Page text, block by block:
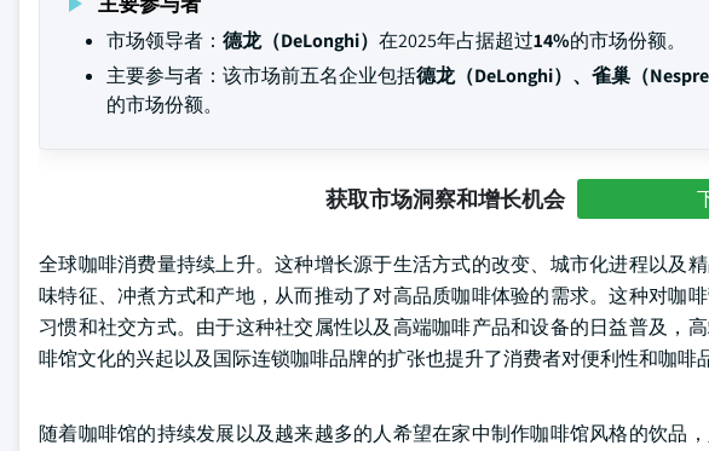
市场领导者： 德龙（DeLonghi） 在2025年占据超过14%的市场份额。
主要参与者：该市场前五名企业包括德龙（DeLonghi）、雀巢（
的市场份额。
获取市场洞察和增长机会
全球咖啡消费量持续上升。这种增长源于生活方式的改变、城市化进程以及
味特征、冲煮方式和产地，从而推动了对高品质咖啡体验的需求。这种对咖
习惯和社交方式。由于这种社交属性以及高端咖啡产品和设备的日益普及，
啡馆文化的兴起以及国际连锁咖啡品牌的扩张也提升了消费者对便利性和咖啡
随着咖啡馆的持续发展以及越来越多的人希望在家中制作咖啡馆风格的饮品